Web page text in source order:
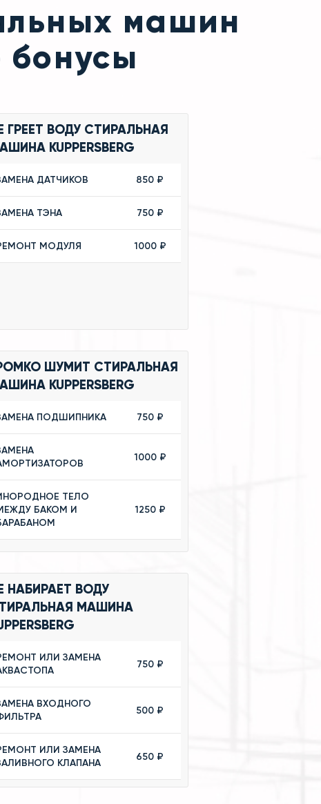
машин
бонусы
ГРЕЕТ ВОДУ СТИРАЛЬНАЯ
KUPPERSBERG
ДАТЧИКОВ 850 ₽
ТЭНА 750 ₽
МОДУЛЯ 1000 ₽
ШУМИТ СТИРАЛЬНАЯ
KUPPERSBERG
ПОДШИПНИКА 750 ₽
1000 ₽
ТЕЛО
БАКОМ И
1250 ₽
НАБИРАЕТ ВОДУ
МАШИНА
ИЛИ ЗАМЕНА
750 ₽
ВХОДНОГО
500 ₽
ИЛИ ЗАМЕНА
КЛАПАНА
650 ₽